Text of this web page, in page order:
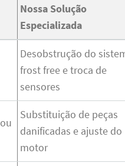
Nossa Solução
Especializada
Desobstrução do
frost free e troca de
sensores
Substituição de peças
danificadas e ajuste do
motor